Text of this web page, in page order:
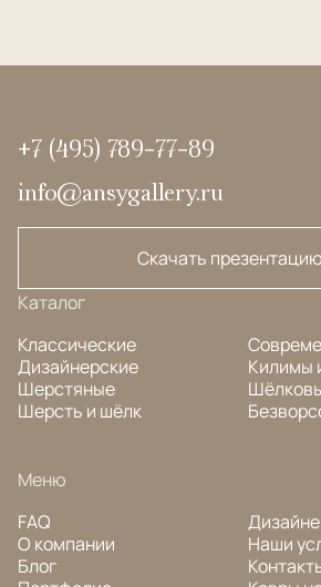
+7 (495) 789-77-89
info@ansygallery.ru
Скачать
Каталог
Классические
Дизайнерские
Шерстяные
Шерсть и шёлк
Килимы
Меню
FAQ
О компании
Блог
Наши